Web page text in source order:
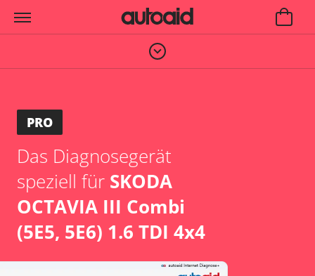
PRO
Das Diagnosegerät
speziell für SKODA
OCTAVIA III Combi
(5E5, 5E6) 1.6 TDI 4x4